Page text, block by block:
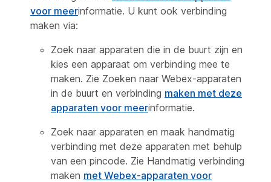
voor meerinformatie. U kunt ook verbinding
maken via:
Zoek naar apparaten die in de buurt zijn en
kies een apparaat om verbinding mee te
maken. Zie Zoeken naar Webex-apparaten
in de buurt en verbinding maken met deze
apparaten voor meerinformatie.
Zoek naar apparaten en maak handmatig
verbinding met deze apparaten met behulp
van een pincode. Zie Handmatig verbinding
maken met Webex-apparaten voor